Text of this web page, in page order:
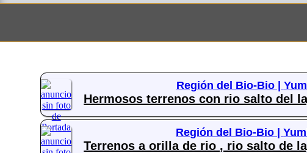
Región del Bio-Bio |
Hermosos terrenos con rio salto del
Región del Bio-Bio |
Terrenos a orilla de rio , rio salto de